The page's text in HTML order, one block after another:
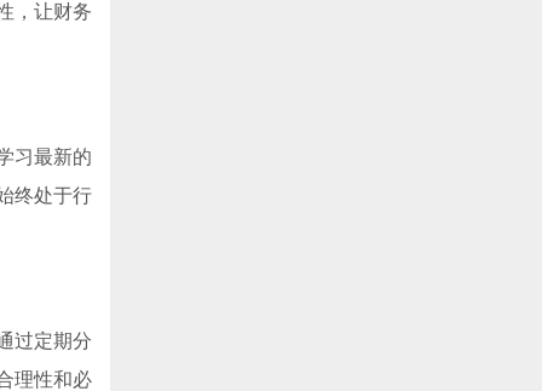
，让财务
习最新的
终处于行
过定期分
理性和必